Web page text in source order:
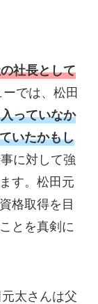
社長として
では、松田
っていなか
いたかもし
に対して強
す。松田元
格取得を目
とを真剣に
太さんは父